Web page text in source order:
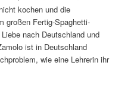
kochen und die
großen Fertig-Spaghetti-
nach Deutschland und
ist in Deutschland
wie eine Lehrerin ihr